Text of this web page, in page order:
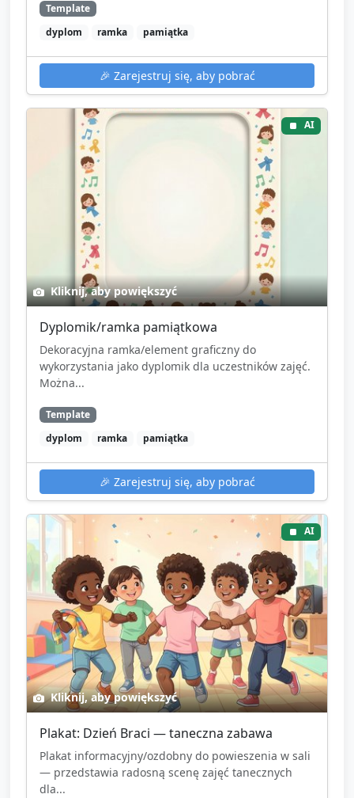
Template
dyplom
ramka pamiątka
🎉 Zarejestruj się, aby pobrać
AI
Kliknij, aby powiększyć
Dyplomik/ramka pamiątkowa
Dekoracyjna ramka/element graficzny do
wykorzystania jako dyplomik dla uczestników zajęć.
Można...
Template
dyplom
ramka pamiątka
🎉 Zarejestruj się, aby pobrać
AI
Kliknij, aby powiększyć
Plakat: Dzień Braci — taneczna zabawa
Plakat informacyjny/ozdobny do powieszenia w sali
— przedstawia radosną scenę zajęć tanecznych
dla...